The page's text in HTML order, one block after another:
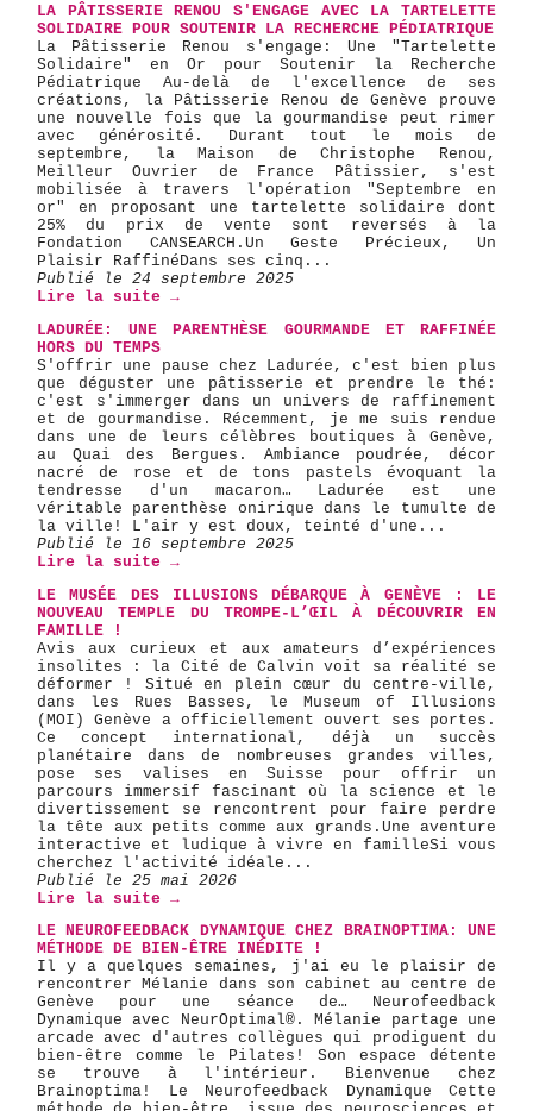
LA PÂTISSERIE RENOU S'ENGAGE AVEC LA TARTELETTE
SOLIDAIRE POUR SOUTENIR LA RECHERCHE PÉDIATRIQUE
La Pâtisserie Renou s'engage: Une "Tartelette
Solidaire" en Or pour Soutenir la Recherche
Pédiatrique Au-delà de l'excellence de ses
créations, la Pâtisserie Renou de Genève prouve
une nouvelle fois que la gourmandise peut rimer
avec générosité. Durant tout le mois de
septembre, la Maison de Christophe Renou,
Meilleur Ouvrier de France Pâtissier, s'est
mobilisée à travers l'opération "Septembre en
or" en proposant une tartelette solidaire dont
25% du prix de vente sont reversés à la
Fondation CANSEARCH. ​Un Geste Précieux, Un
Plaisir Raffiné ​Dans ses cinq...
Publié le 24 septembre 2025
Lire la suite →
LADURÉE: UNE PARENTHÈSE GOURMANDE ET RAFFINÉE
HORS DU TEMPS
​S'offrir une pause chez Ladurée, c'est bien plus
que déguster une pâtisserie et prendre le thé:
c'est s'immerger dans un univers de raffinement
et de gourmandise. Récemment, je me suis rendue
dans une de leurs célèbres boutiques à Genève,
au Quai des Bergues. Ambiance poudrée, décor
nacré de rose et de tons pastels évoquant la
tendresse d'un macaron… Ladurée est une
véritable parenthèse onirique dans le tumulte de
la ville! L'air y est doux, teinté d'une...
Publié le 16 septembre 2025
Lire la suite →
LE MUSÉE DES ILLUSIONS DÉBARQUE À GENÈVE : LE
NOUVEAU TEMPLE DU TROMPE-L’ŒIL À DÉCOUVRIR EN
FAMILLE !
Avis aux curieux et aux amateurs d’expériences
insolites : la Cité de Calvin voit sa réalité se
déformer ! Situé en plein cœur du centre-ville,
dans les Rues Basses, le Museum of Illusions
(MOI) Genève a officiellement ouvert ses portes.
Ce concept international, déjà un succès
planétaire dans de nombreuses grandes villes,
pose ses valises en Suisse pour offrir un
parcours immersif fascinant où la science et le
divertissement se rencontrent pour faire perdre
la tête aux petits comme aux grands. ​Une aventure
interactive et ludique à vivre en famille ​Si vous
cherchez l'activité idéale...
Publié le 25 mai 2026
Lire la suite →
LE NEUROFEEDBACK DYNAMIQUE CHEZ BRAINOPTIMA: UNE
MÉTHODE DE BIEN-ÊTRE INÉDITE !
Il y a quelques semaines, j'ai eu le plaisir de
rencontrer Mélanie dans son cabinet au centre de
Genève pour une séance de… Neurofeedback
Dynamique avec NeurOptimal®️. Mélanie partage une
arcade avec d'autres collègues qui prodiguent du
bien-être comme le Pilates! Son espace détente
se trouve à l'intérieur. Bienvenue chez
Brainoptima! Le Neurofeedback Dynamique Cette